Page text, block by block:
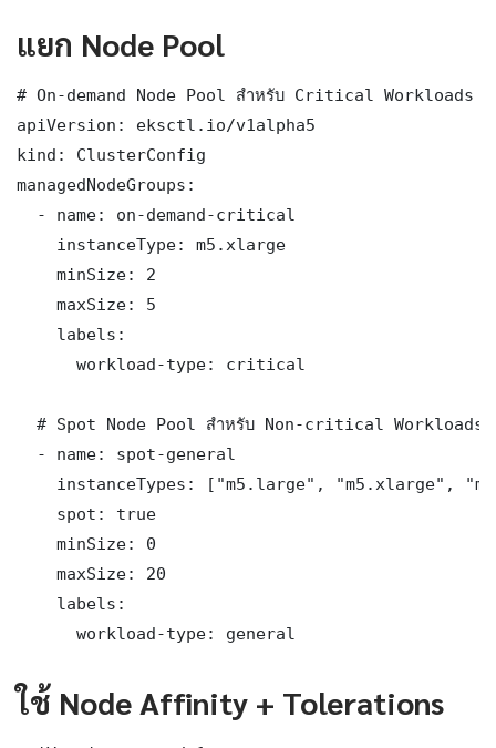
แยก Node Pool
# On-demand Node Pool สำหรับ Critical Workloads
apiVersion: eksctl.io/v1alpha5
kind: ClusterConfig
managedNodeGroups:
  - name: on-demand-critical
    instanceType: m5.xlarge
    minSize: 2
    maxSize: 5
    labels:
      workload-type: critical
  # Spot Node Pool สำหรับ Non-critical Workloads
  - name: spot-general
instanceTypes: ["m5.large", "m5.xlarge",
    spot: true
    minSize: 0
    maxSize: 20
    labels:
      workload-type: general
ใช้ Node Affinity + Tolerations